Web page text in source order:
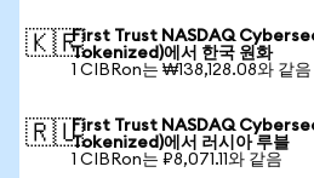
🇰🇷First Trust NASDAQ
Tokenized)에서 한국 원화
1 CIBRon는 ₩138,128.08와 같음
🇷🇺First Trust NASDAQ
Tokenized)에서 러시아 루블
1 CIBRon는 ₽8,071.11와 같음